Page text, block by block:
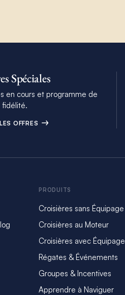
Spéciales
en cours et programme de
fidélité.
OFFRES
PRODUITS
Croisières sans Équipage
Croisières au Moteur
Croisières avec Équipage
Régates & Événements
Groupes & Incentives
Apprendre à Naviguer